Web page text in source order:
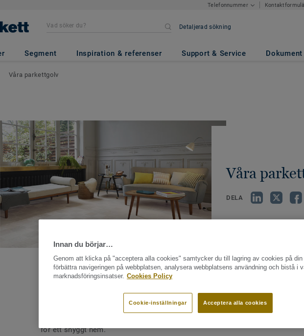
Telefonnummer
Detaljerad sökning
Segment Inspiration & referenser Support & Service Dokument
Våra parkettgolv
Våra
DELA
Upptäck skönheten och den stora variationen i våra kollektioner av
för ett snyggt hem.
Innan du börjar…
Genom att klicka på "acceptera alla cookies" samtycker du till lagring av cookies på
förbättra navigeringen på webbplatsen, analysera webbplatsens användning och bistå i
marknadsföringsinsatser. Cookies Policy
Acceptera alla cookies
Cookie-inställningar